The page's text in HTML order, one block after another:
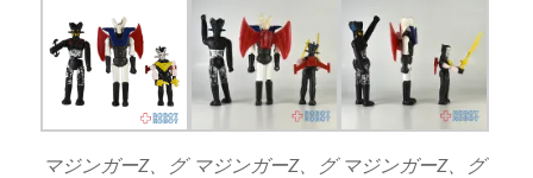
マジンガーZ、グ マジンガーZ、グ マジンガーZ、グ